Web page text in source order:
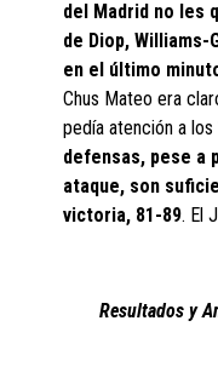
del Madrid no les
de Diop,
en el último
Chus Mateo era
pedía atención a los
defensas, pese a
ataque, son
victoria, 81-89. El
Resultados y